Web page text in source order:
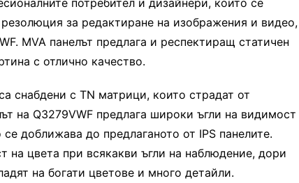
за редактиране на изображения и видео,
MVA панелът предлага и респектиращ статичен
с отлично качество.
снабдени с TN матрици, които страдат от
на Q3279VWF предлага широки ъгли на видимост
доближава до предлаганото от IPS панелите.
на цвета при всякакви ъгли на наблюдение, дори
на богати цветове и много детайли.